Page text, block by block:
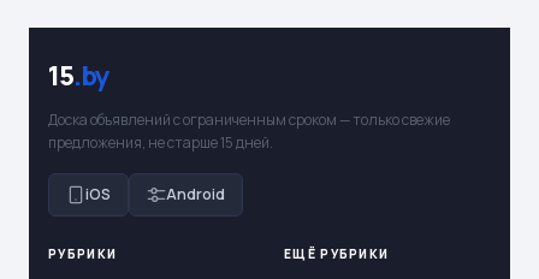
15.by
Доска объявлений с ограниченным сроком — только свежие
предложения, не старше 15 дней.
iOS Android
РУБРИКИ ЕЩЁ РУБРИКИ